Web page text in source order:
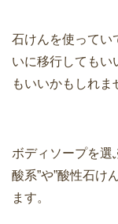
石けんを使ってい
いに移行してもい
もいいかもしれま
ボディソープを選
酸系”や”酸性石け
ます。